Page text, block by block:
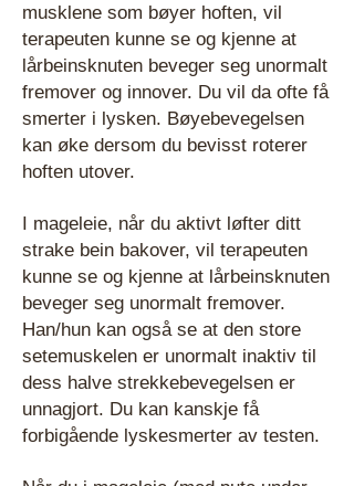
musklene som bøyer hoften, vil
terapeuten kunne se og kjenne at
lårbeinsknuten beveger seg unormalt
fremover og innover. Du vil da ofte få
smerter i lysken. Bøyebevegelsen
kan øke dersom du bevisst roterer
hoften utover.
I mageleie, når du aktivt løfter ditt
strake bein bakover, vil terapeuten
kunne se og kjenne at lårbeinsknuten
beveger seg unormalt fremover.
Han/hun kan også se at den store
setemuskelen er unormalt inaktiv til
dess halve strekkebevegelsen er
unnagjort. Du kan kanskje få
forbigående lyskesmerter av testen.